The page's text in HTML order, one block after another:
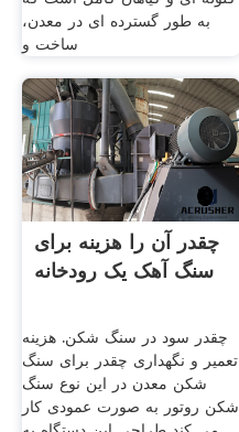
به طور گسترده ای در معدن،
ساخت و
چقدر آن را هزینه برای
سنگ آهک یک رودخانه
چقدر سود در سنگ شکن. هزینه
تعمیر و نگهداری چقدر برای سنگ
شکن معدن در این نوع سنگ
شکن روتور به صورت عمودی کار